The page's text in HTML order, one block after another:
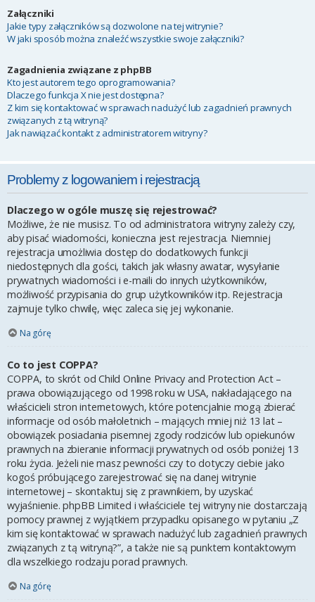
Załączniki
Jakie typy załączników są dozwolone na tej witrynie?
W jaki sposób można znaleźć wszystkie swoje załączniki?
Zagadnienia związane z phpBB
Kto jest autorem tego oprogramowania?
Dlaczego funkcja X nie jest dostępna?
Z kim się kontaktować w sprawach nadużyć lub zagadnień prawnych
związanych z tą witryną?
Jak nawiązać kontakt z administratorem witryny?
Problemy z logowaniem i rejestracją
Dlaczego w ogóle muszę się rejestrować?
Możliwe, że nie musisz. To od administratora witryny zależy czy,
aby pisać wiadomości, konieczna jest rejestracja. Niemniej
rejestracja umożliwia dostęp do dodatkowych funkcji
niedostępnych dla gości, takich jak własny awatar, wysyłanie
prywatnych wiadomości i e-maili do innych użytkowników,
możliwość przypisania do grup użytkowników itp. Rejestracja
zajmuje tylko chwilę, więc zaleca się jej wykonanie.
Na górę
Co to jest COPPA?
COPPA, to skrót od Child Online Privacy and Protection Act –
prawa obowiązującego od 1998 roku w USA, nakładającego na
właścicieli stron internetowych, które potencjalnie mogą zbierać
informacje od osób małoletnich – mających mniej niż 13 lat –
obowiązek posiadania pisemnej zgody rodziców lub opiekunów
prawnych na zbieranie informacji prywatnych od osób poniżej 13
roku życia. Jeżeli nie masz pewności czy to dotyczy ciebie jako
kogoś próbującego zarejestrować się na danej witrynie
internetowej – skontaktuj się z prawnikiem, by uzyskać
wyjaśnienie. phpBB Limited i właściciele tej witryny nie dostarczają
pomocy prawnej z wyjątkiem przypadku opisanego w pytaniu „Z
kim się kontaktować w sprawach nadużyć lub zagadnień prawnych
związanych z tą witryną?”, a także nie są punktem kontaktowym
dla wszelkiego rodzaju porad prawnych.
Na górę